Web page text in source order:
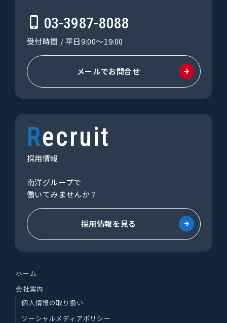
03-3987-8088
受付時間 / 平日9:00〜19:00
メールでお問合せ
Recruit
採用情報
南洋グループで
働いてみませんか？
採用情報を見る
ホーム
会社案内
個人情報の取り扱い
ソーシャルメディアポリシー